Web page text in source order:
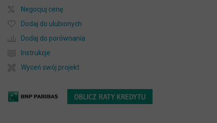
Negocjuj cenę
Dodaj do ulubionych
Dodaj do porównania
Instrukcje
Wyceń swój projekt